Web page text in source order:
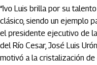
“Ivo Luis brilla por su
clásico, siendo un ejemplo
el presidente ejecutivo de
del Río Cesar, José Luis
motivó a la cristalización de